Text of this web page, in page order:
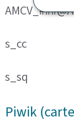
s_cc
s_sq
Piwik